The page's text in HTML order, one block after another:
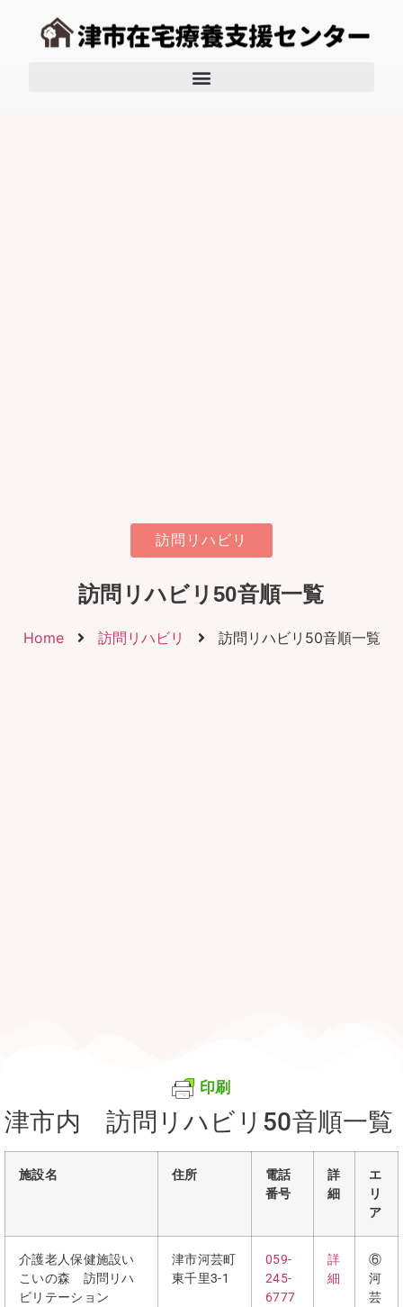
訪問リハビリ
訪問リハビリ50音順一覧
Home 訪問リハビリ 訪問リハビリ50音順一覧
印刷
津市内 訪問リハビリ50音順一覧
施設名 住所
電話
番号
詳
細
エ
リ
ア
介護老人保健施設い
こいの森 訪問リハ
ビリテーション
津市河芸町
東千里3-1
059-
245-
6777
詳
細
⑥
河
芸